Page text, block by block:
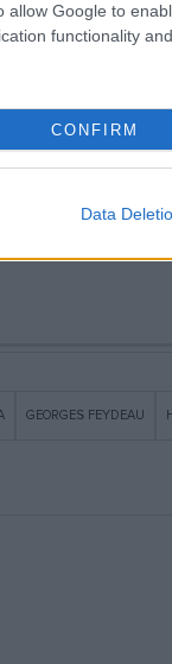
allow Google to
functionality
CONFIRM
Data
Nándor,
Nádas Gábor
GEORGES FEYDEAU